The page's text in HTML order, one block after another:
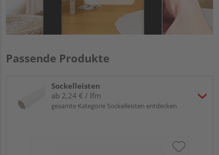
Passende Produkte
Sockelleisten
ab 2,24 € / lfm
gesamte Kategorie Sockelleisten entdecken